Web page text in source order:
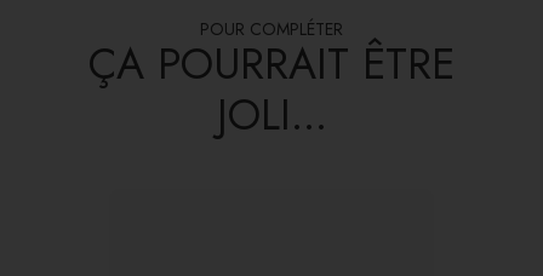
POUR COMPLÉTER
ÇA POURRAIT ÊTRE
JOLI...